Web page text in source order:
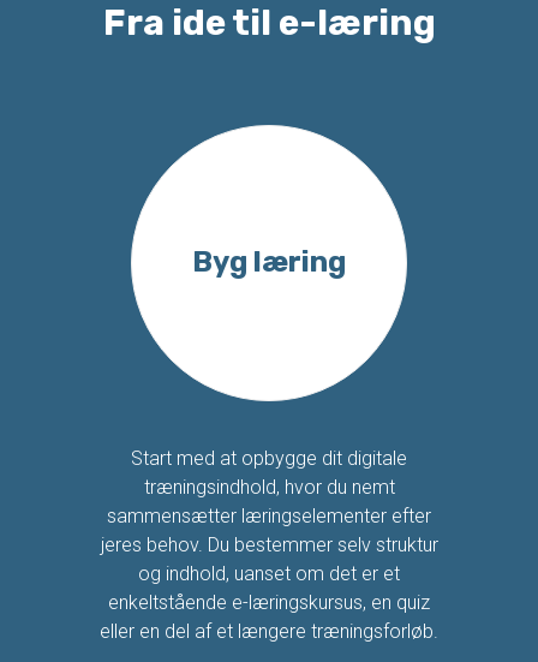
Fra ide til e-læring
Byg læring
Start med at opbygge dit digitale
træningsindhold, hvor du nemt
sammensætter læringselementer efter
jeres behov. Du bestemmer selv struktur
og indhold, uanset om det er et
enkeltstående e-læringskursus, en quiz
eller en del af et længere træningsforløb.